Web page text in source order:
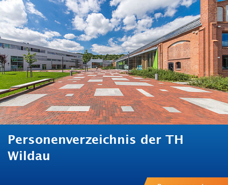
ALUMNI
HOCHSCHULE
INTERNATIONAL
BESCHÄFTIGTE
Blogs Kontakt und Anfahrt Webmail Moodle
TH Online-Portal Personensuche English
Personenverzeichnis der TH
Wildau